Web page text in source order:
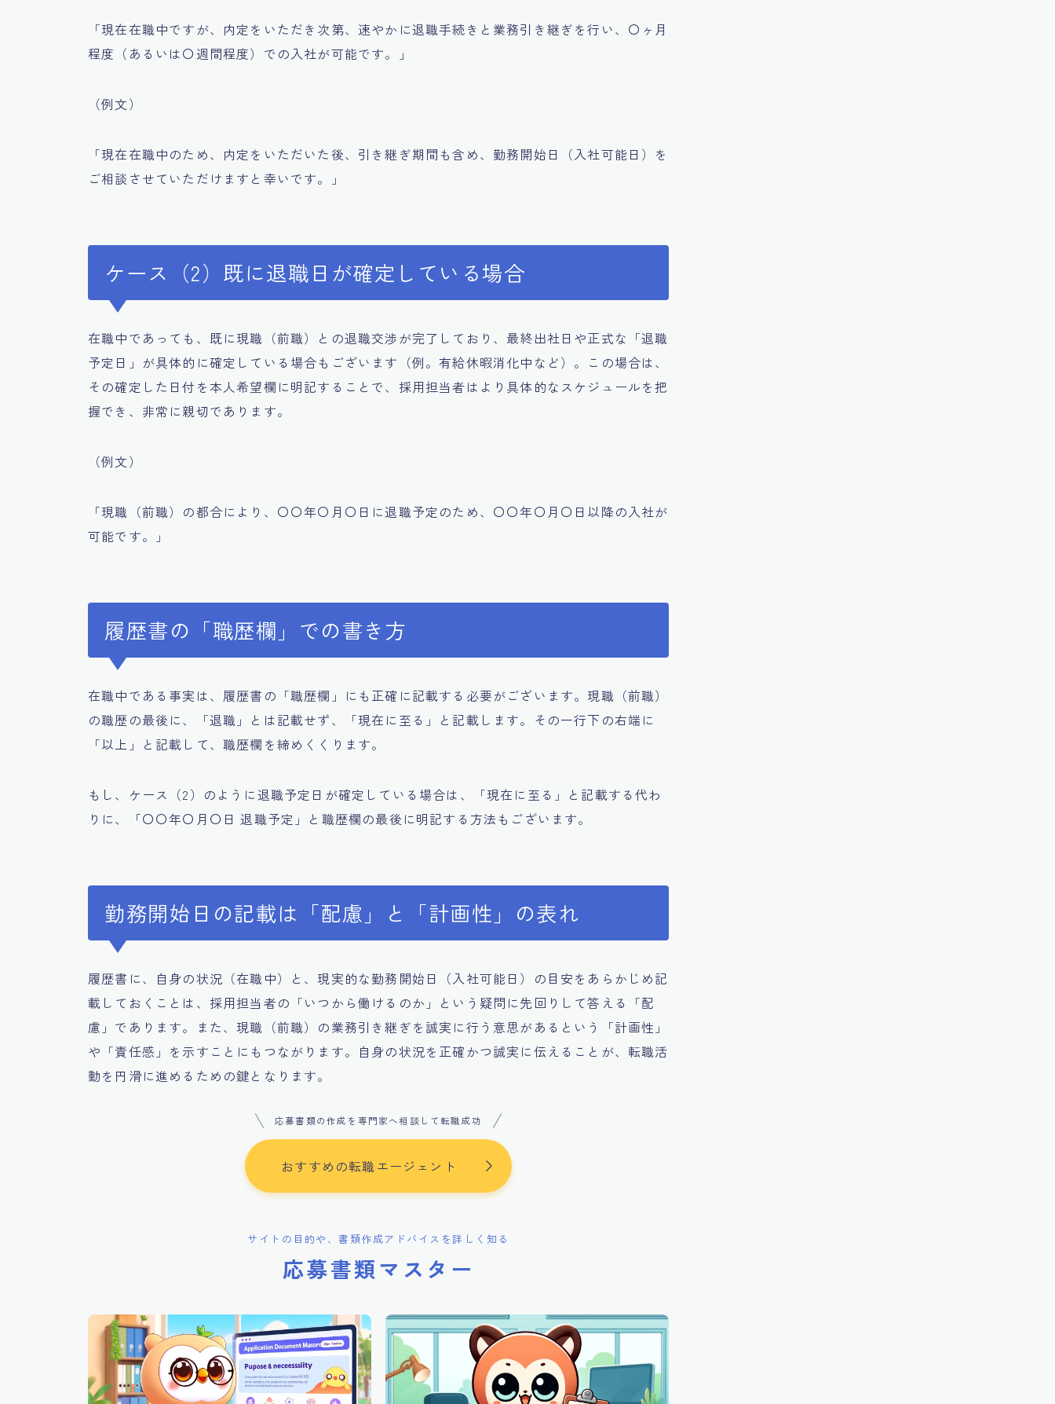
「現在在職中ですが、内定をいただき次第、速やかに退職手続きと業務引き継ぎを行い、〇ヶ月
程度（あるいは〇週間程度）での入社が可能です。」
（例文）
「現在在職中のため、内定をいただいた後、引き継ぎ期間も含め、勤務開始日（入社可能日）を
ご相談させていただけますと幸いです。」
ケース（2）既に退職日が確定している場合
在職中であっても、既に現職（前職）との退職交渉が完了しており、最終出社日や正式な「退職
予定日」が具体的に確定している場合もございます（例。有給休暇消化中など）。この場合は、
その確定した日付を本人希望欄に明記することで、採用担当者はより具体的なスケジュールを把
握でき、非常に親切であります。
（例文）
「現職（前職）の都合により、〇〇年〇月〇日に退職予定のため、〇〇年〇月〇日以降の入社が
可能です。」
履歴書の「職歴欄」での書き方
在職中である事実は、履歴書の「職歴欄」にも正確に記載する必要がございます。現職（前職）
の職歴の最後に、「退職」とは記載せず、「現在に至る」と記載します。その一行下の右端に
「以上」と記載して、職歴欄を締めくくります。
もし、ケース（2）のように退職予定日が確定している場合は、「現在に至る」と記載する代わ
りに、「〇〇年〇月〇日 退職予定」と職歴欄の最後に明記する方法もございます。
勤務開始日の記載は「配慮」と「計画性」の表れ
履歴書に、自身の状況（在職中）と、現実的な勤務開始日（入社可能日）の目安をあらかじめ記
載しておくことは、採用担当者の「いつから働けるのか」という疑問に先回りして答える「配
慮」であります。また、現職（前職）の業務引き継ぎを誠実に行う意思があるという「計画性」
や「責任感」を示すことにもつながります。自身の状況を正確かつ誠実に伝えることが、転職活
動を円滑に進めるための鍵となります。
応募書類の作成を専門家へ相談して転職成功
おすすめの転職エージェント
サイトの目的や、書類作成アドバイスを詳しく知る
応募書類マスター